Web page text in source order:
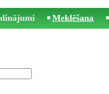
Meklēšana